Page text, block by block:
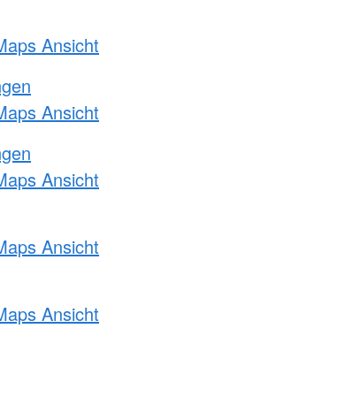
Ansicht
Ansicht
Ansicht
Ansicht
Ansicht